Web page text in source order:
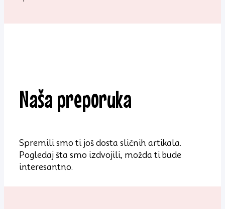
Naša preporuka
Spremili smo ti još dosta sličnih artikala.
Pogledaj šta smo izdvojili, možda ti bude
interesantno.